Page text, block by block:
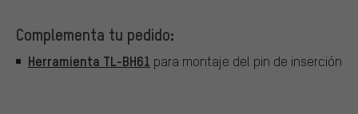
Complementa tu pedido:
Herramienta TL-BH61 para montaje del pin de inserción